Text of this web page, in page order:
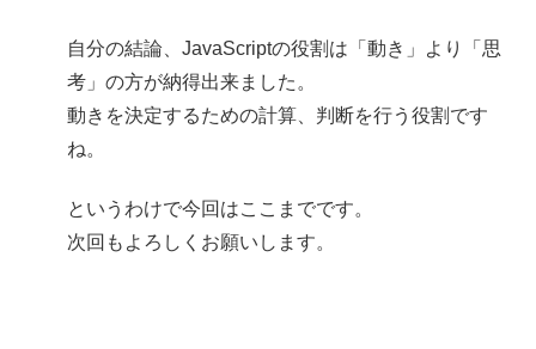
自分の結論、JavaScriptの役割は「動き」より「思
考」の方が納得出来ました。
動きを決定するための計算、判断を行う役割です
ね。
というわけで今回はここまでです。
次回もよろしくお願いします。